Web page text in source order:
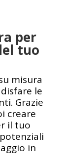
per
tuo
misura
le
Grazie
creare
il tuo
in